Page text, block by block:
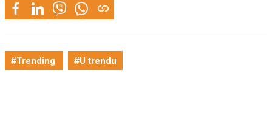
#Trending #U trendu